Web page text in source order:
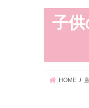
子供
HOME